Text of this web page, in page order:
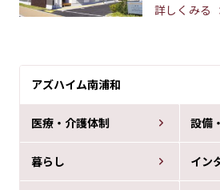
アズハイム南浦和
医療・介護体制 設備
暮らし イン
詳しくみる